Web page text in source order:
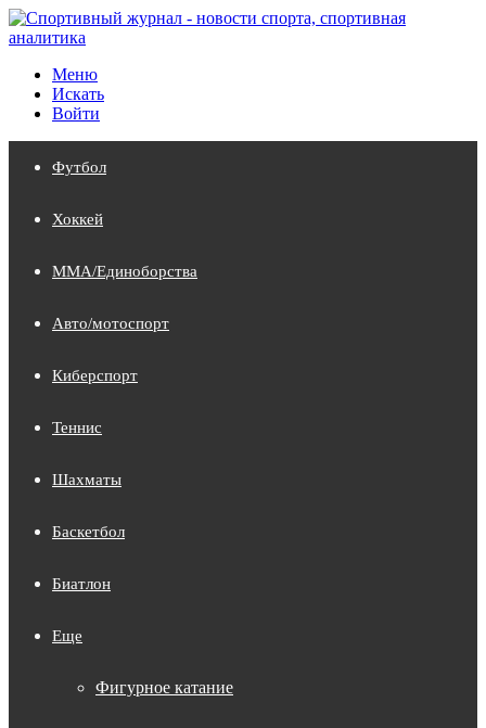
Меню
Искать
Войти
Футбол
Хоккей
MMA/Единоборства
Авто/мотоспорт
Киберспорт
Теннис
Шахматы
Баскетбол
Биатлон
Еще
Фигурное катание